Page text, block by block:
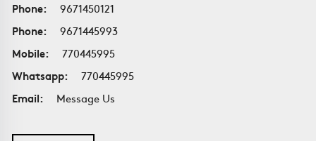
Phone:
9671450121
Phone:
9671445993
Mobile:
770445995
Whatsapp:
770445995
Email:
Message Us